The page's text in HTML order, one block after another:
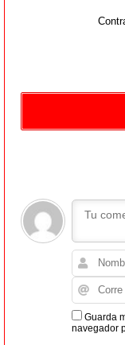
Guarda
navegador